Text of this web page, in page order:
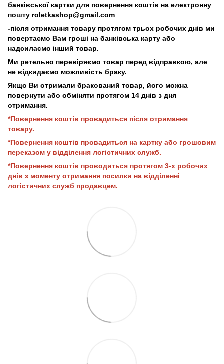
банківської картки для повернення коштів на електронну
пошту roletkashop@gmail.com
-після отримання товару протягом трьох робочих днів ми
повертаємо Вам гроші на банківська карту або
надсилаємо інший товар.
Ми ретельно перевіряємо товар перед відправкою, але
не відкидаємо можливість браку.
Якщо Ви отримали бракований товар, його можна
повернути або обміняти протягом 14 днів з дня
отримання.
*Повернення коштів провадиться після отримання
товару.
*Повернення коштів провадиться на картку або грошовим
переказом у відділення логістичних служб.
*Повернення коштів проводиться протягом 3-х робочих
днів з моменту отримання посилки на відділенні
логістичних служб продавцем.